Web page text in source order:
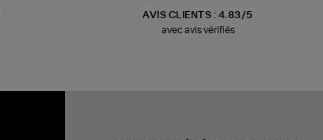
AVIS CLIENTS : 4.83/5
avec avis vérifiés